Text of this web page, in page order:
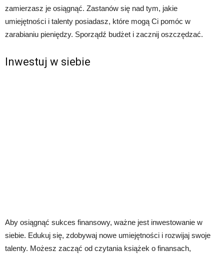
zamierzasz je osiągnąć. Zastanów się nad tym, jakie
umiejętności i talenty posiadasz, które mogą Ci pomóc w
zarabianiu pieniędzy. Sporządź budżet i zacznij oszczędzać.
Inwestuj w siebie
Aby osiągnąć sukces finansowy, ważne jest inwestowanie w
siebie. Edukuj się, zdobywaj nowe umiejętności i rozwijaj swoje
talenty. Możesz zacząć od czytania książek o finansach,